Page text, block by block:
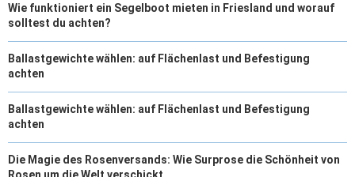
Wie funktioniert ein Segelboot mieten in Friesland und worauf
solltest du achten?
Ballastgewichte wählen: auf Flächenlast und Befestigung
achten
Ballastgewichte wählen: auf Flächenlast und Befestigung
achten
Die Magie des Rosenversands: Wie Surprose die Schönheit von
Rosen um die Welt verschickt